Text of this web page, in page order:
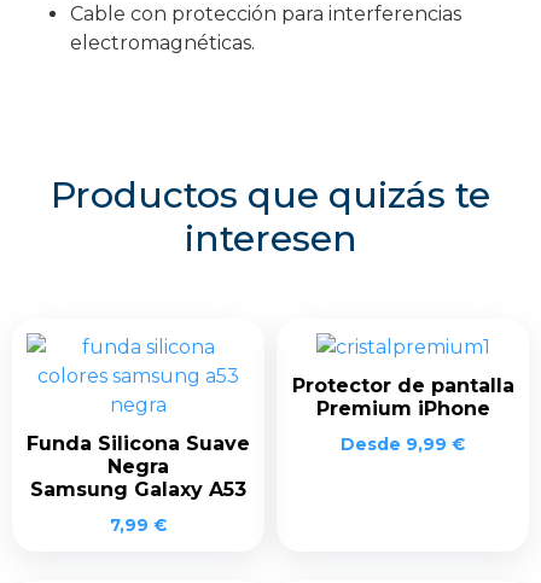
Cable con protección para interferencias
electromagnéticas.
Productos que quizás te
interesen
Funda Silicona Suave
Negra
Samsung Galaxy A53
7,99 €
Protector de pantalla
Premium iPhone
Desde 9,99 €